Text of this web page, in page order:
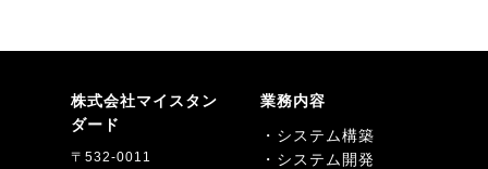
株式会社マイスタン
ダード
〒532-0011
業務内容
・システム構築
・システム開発